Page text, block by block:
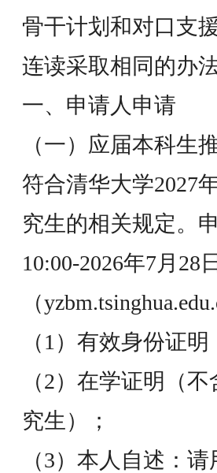
骨干计划和对口支
连读采取相同的办
一、申请人申请
（一）应届本科生
符合清华大学2027
究生的相关规定。
10:00-2026年7月
（
（1）有效身份证明
（2）在学证明（
究生）；
（3）本人自述：